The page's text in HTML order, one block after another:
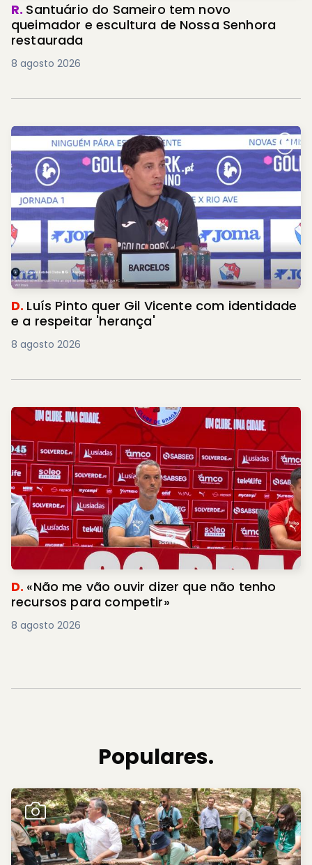
R. Santuário do Sameiro tem novo
queimador e escultura de Nossa Senhora
restaurada
8 agosto 2026
D. Luís Pinto quer Gil Vicente com identidade
e a respeitar 'herança'
8 agosto 2026
D. «Não me vão ouvir dizer que não tenho
recursos para competir»
8 agosto 2026
Populares.